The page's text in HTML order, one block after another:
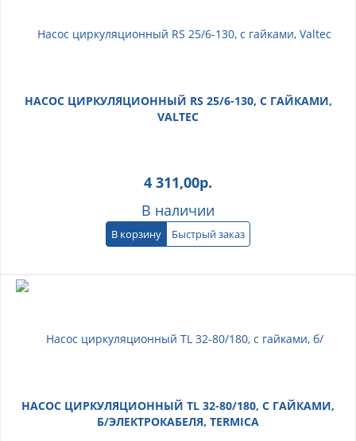
НАСОС ЦИРКУЛЯЦИОННЫЙ RS 25/6-130, С ГАЙКАМИ,
VALTEC
4 311,00р.
В наличии
В корзину Быстрый заказ
НАСОС ЦИРКУЛЯЦИОННЫЙ TL 32-80/180, С ГАЙКАМИ,
Б/ЭЛЕКТРОКАБЕЛЯ, TERMICA